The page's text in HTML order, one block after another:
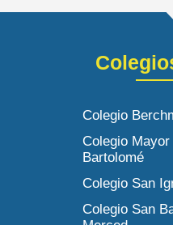
Colegio
Colegio Mayor
Bartolomé
Colegio San
Colegio San